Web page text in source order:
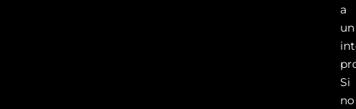
a
un
Si
no